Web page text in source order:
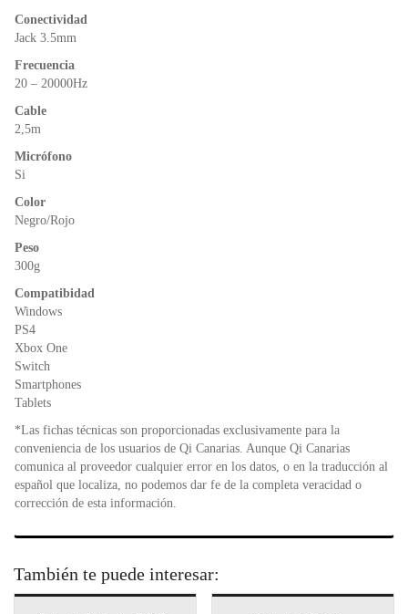
Conectividad
Jack 3.5mm
Frecuencia
20 – 20000Hz
Cable
2,5m
Micrófono
Si
Color
Negro/Rojo
Peso
300g
Compatibidad
Windows
PS4
Xbox One
Switch
Smartphones
Tablets
*Las fichas técnicas son proporcionadas exclusivamente para la
conveniencia de los usuarios de Qi Canarias. Aunque Qi Canarias
comunica al proveedor cualquier error en los datos, o en la traducción al
español que localiza, no podemos dar fe de la completa veracidad o
corrección de esta información.
También te puede interesar: